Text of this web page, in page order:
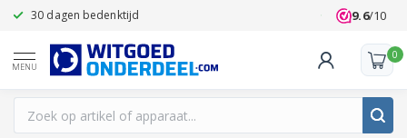
30 dagen bedenktijd Klanten
9.6/10
MENU
0